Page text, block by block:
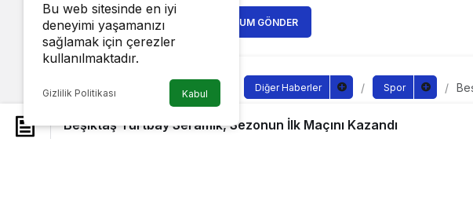
YORUM GÖNDER
Diğer Haberler Spor
Beşiktaş Yurtbay
Beşiktaş Yurtbay Seramik, Sezonun İlk Maçını Kazandı
Bu web sitesinde en iyi
deneyimi yaşamanızı
sağlamak için çerezler
kullanılmaktadır.
Gizlilik Politikası Kabul